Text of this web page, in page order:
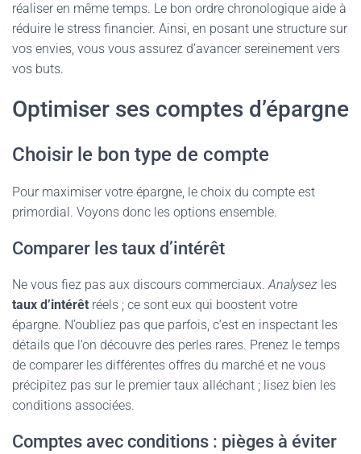
réaliser en même temps. Le bon ordre chronologique aide à
réduire le stress financier. Ainsi, en posant une structure sur
vos envies, vous vous assurez d’avancer sereinement vers
vos buts.
Optimiser ses comptes d’épargne
Choisir le bon type de compte
Pour maximiser votre épargne, le choix du compte est
primordial. Voyons donc les options ensemble.
Comparer les taux d’intérêt
Ne vous fiez pas aux discours commerciaux.Analysez les
taux d’intérêt réels ; ce sont eux qui boostent votre
épargne. N’oubliez pas que parfois, c’est en inspectant les
détails que l’on découvre des perles rares. Prenez le temps
de comparer les différentes offres du marché et ne vous
précipitez pas sur le premier taux alléchant ; lisez bien les
conditions associées.
Comptes avec conditions : pièges à éviter